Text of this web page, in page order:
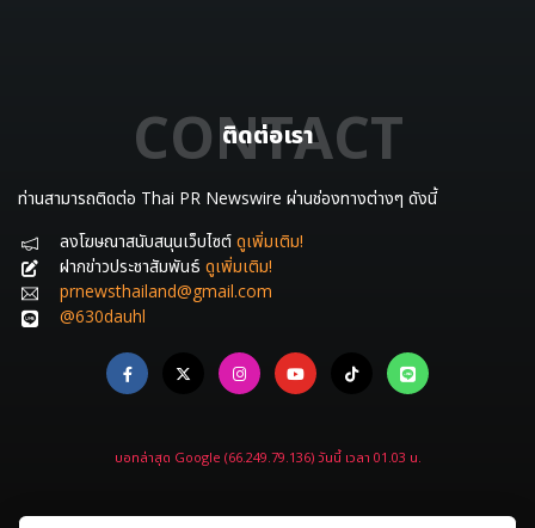
ติดต่อเรา
CONTACT
ท่านสามารถติดต่อ Thai PR Newswire ผ่านช่องทางต่างๆ ดังนี้
ลงโฆษณาสนับสนุนเว็บไซต์ ดูเพิ่มเติม!
ฝากข่าวประชาสัมพันธ์ ดูเพิ่มเติม!
prnewsthailand@gmail.com
@630dauhl
บอทล่าสุด Google (66.249.79.136) วันนี้ เวลา 01.03 น.